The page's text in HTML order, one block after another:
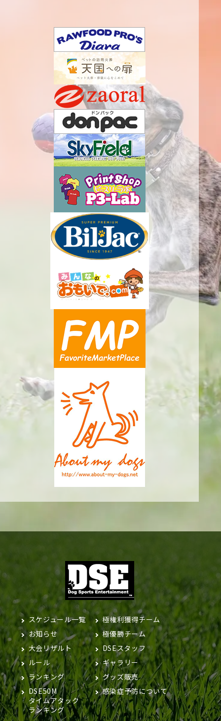
スケジュール一覧
お知らせ
大会リザルト
ルール
ランキング
DSE50M
タイムアタック
ランキング
極権利獲得チーム
極優勝チーム
DSEスタッフ
ギャラリー
グッズ販売
感染症予防について